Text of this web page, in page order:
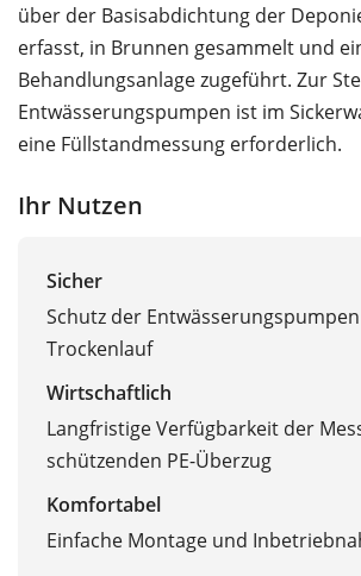
über der Basisabdichtung der
erfasst, in Brunnen gesammelt und
Behandlungsanlage zugeführt. Zur
Entwässerungspumpen ist im
eine Füllstandmessung erforderlich.
Ihr Nutzen
Sicher
Schutz der
Trockenlauf
Wirtschaftlich
Langfristige Verfügbarkeit der
schützenden PE-Überzug
Komfortabel
Einfache Montage und